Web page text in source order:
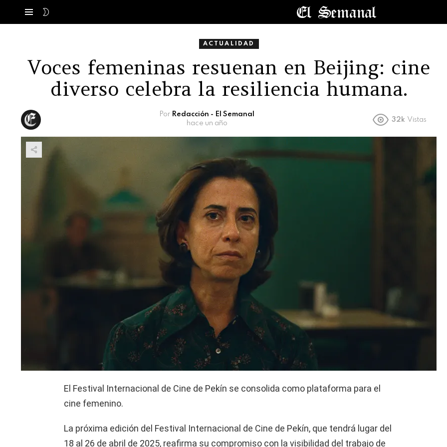
ACTUALIDAD
Voces femeninas resuenan en Beijing: cine
diverso celebra la resiliencia humana.
Por Redacción - El Semanal
hace un año
32k Vistas
El Festival Internacional de Cine de Pekín se consolida como plataforma para el
cine femenino.
La próxima edición del Festival Internacional de Cine de Pekín, que tendrá lugar del
18 al 26 de abril de 2025, reafirma su compromiso con la visibilidad del trabajo de